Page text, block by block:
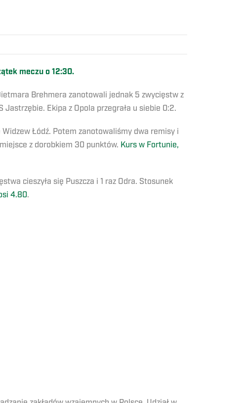
meczu o 12:30.
Brehmera zanotowali jednak 5 zwycięstw z
Jastrzębie. Ekipa z Opola przegrała u siebie 0:2.
Łódź. Potem zanotowaliśmy dwa remisy i
z dorobkiem 30 punktów. Kurs w Fortunie,
cieszyła się Puszcza i 1 raz Odra. Stosunek
4.80.